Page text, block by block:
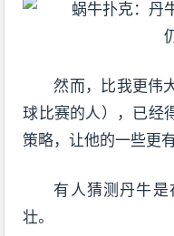
然而，比我更伟
球比赛的人），已经
策略，让他的一些更
有人猜测丹牛
壮。